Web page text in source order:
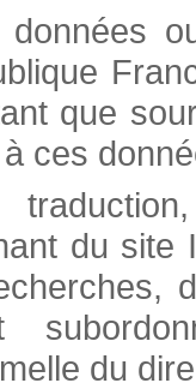
que
ces
du
du